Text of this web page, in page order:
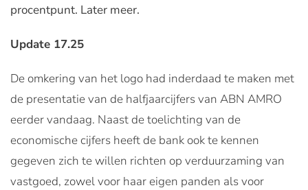
procentpunt. Later meer.
Update 17.25
De omkering van het logo had inderdaad te maken met
de presentatie van de halfjaarcijfers van ABN AMRO
eerder vandaag. Naast de toelichting van de
economische cijfers heeft de bank ook te kennen
gegeven zich te willen richten op verduurzaming van
vastgoed, zowel voor haar eigen panden als voor